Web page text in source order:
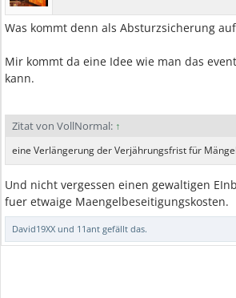
Was kommt denn als Absturzsicherung
Mir kommt da eine Idee wie man das
kann.
Zitat von VollNormal: ↑
eine Verlängerung der Verjährungsfrist für
Und nicht vergessen einen gewaltigen
fuer etwaige Maengelbeseitigungskosten.
David19XX und 11ant gefällt das.